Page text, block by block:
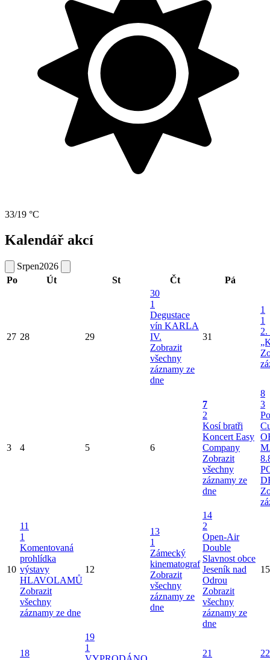
33/19 °C
Kalendář akcí
Srpen2026
Po
Út St Čt Pá
27 28 29
30
1
Degustace
vín KARLA
IV.
Zobrazit
všechny
záznamy ze
dne
31
1
1
2.
3 4 5 6
7
2
Kosí bratři
Koncert Easy
Company
Zobrazit
všechny
záznamy ze
dne
8
3
10
11
1
Komentovaná
prohlídka
výstavy
HLAVOLAMŮ
Zobrazit
všechny
záznamy ze dne
12
13
1
Zámecký
kinematograf
Zobrazit
všechny
záznamy ze
dne
14
2
Open-Air
Double
Slavnost obce
Jeseník nad
Odrou
Zobrazit
všechny
záznamy ze
dne
15
18
19
1
21
22